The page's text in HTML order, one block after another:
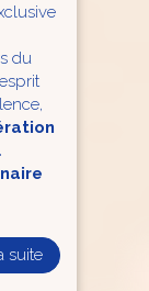
du
suite